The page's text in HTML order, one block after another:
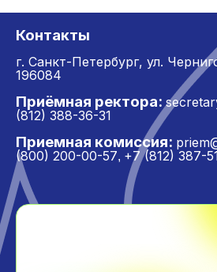
Контакты
г. Санкт-Петербург, ул.
196084
Приёмная ректора:
(812) 388-36-31
Приемная комиссия:
(800) 200-00-57, +7 (812) 387-